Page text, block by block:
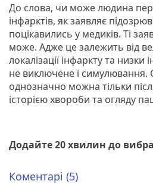
До слова, чи може людина
інфарктів, як заявляє
поцікавились у медиків. Ті
може. Адже це залежить від
локалізації інфаркту та низки
не виключене і
однозначно можна тільки
історією хвороби та огляду
Додайте 20 хвилин до
Коментарі (5)